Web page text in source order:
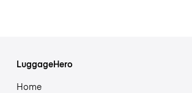
LuggageHero
Home